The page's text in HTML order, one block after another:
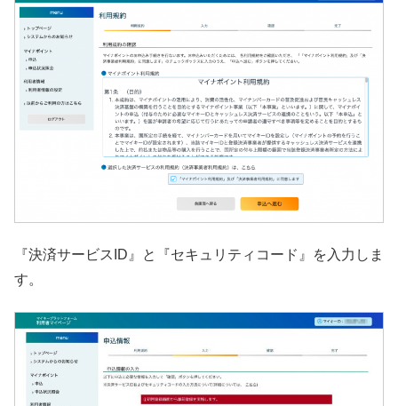
『決済サービスID』と『セキュリティコード』を入力しま
す。